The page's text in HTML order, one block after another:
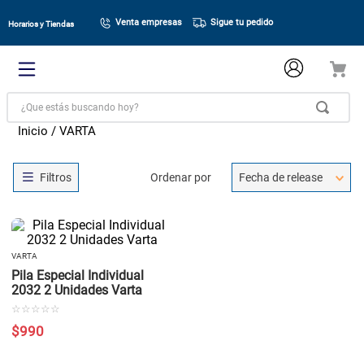
Horarios y Tiendas Venta empresas Sigue tu pedido
¿Que estás buscando hoy?
VARTA
Ordenar por Fecha de release
VARTA
Pila Especial Individual
2032 2 Unidades Varta
☆ ☆ ☆ ☆ ☆
$990